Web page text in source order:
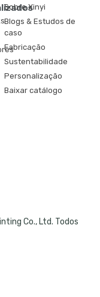
Sobre Xinyi
Blogs & Estudos de
caso
Fabricação
Sustentabilidade
Personalização
Baixar catálogo
Co., Ltd. Todos